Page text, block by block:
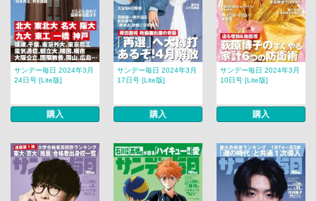
サンデー毎日 2024年3月
24日号 [Lite版]
購入
サンデー毎日 2024年3月
17日号 [Lite版]
購入
サンデー毎日 2024年3月
10日号 [Lite版]
購入